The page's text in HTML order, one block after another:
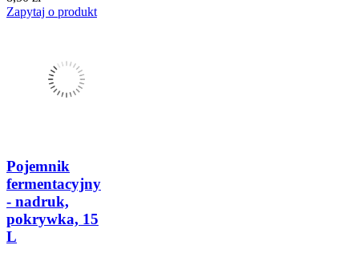
Zapytaj o produkt
Pojemnik
fermentacyjny
- nadruk,
pokrywka, 15
L